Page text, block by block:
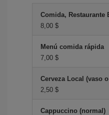
Comida, Restaurante
8,00 $
Menú comida rápida
7,00 $
Cerveza Local (vaso
2,50 $
Cappuccino (normal)